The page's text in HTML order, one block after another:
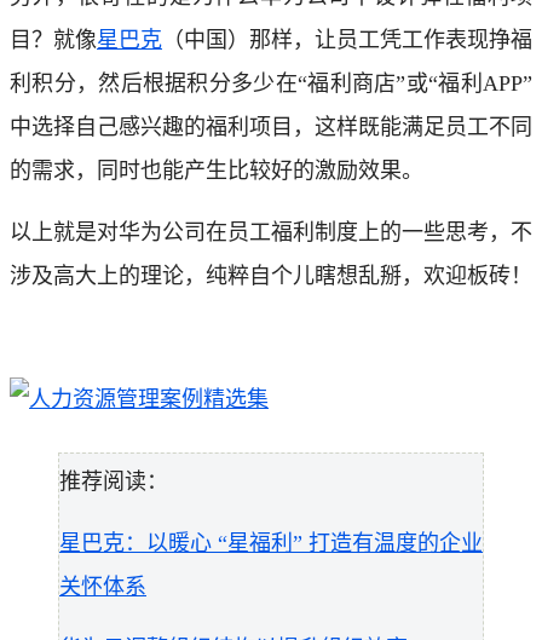
目？就像星巴克 （中国）那样，让员工凭工作表现挣福
利积分，然后根据积分多少在“福利商店”或“福利APP”
中选择自己感兴趣的福利项目，这样既能满足员工不同
的需求，同时也能产生比较好的激励效果。
以上就是对华为公司在员工福利制度上的一些思考，不
涉及高大上的理论，纯粹自个儿瞎想乱掰，欢迎板砖！
推荐阅读：
星巴克：以暖心 “星福利” 打造有温度的企业
关怀体系